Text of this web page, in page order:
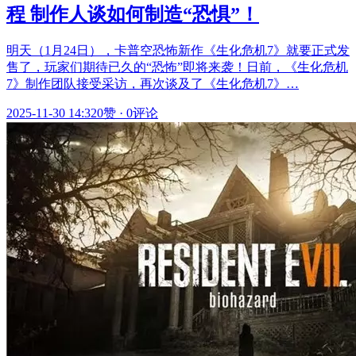
程 制作人谈如何制造“恐惧”！
明天（1月24日），卡普空恐怖新作《生化危机7》就要正式发
售了，玩家们期待已久的“恐怖”即将来袭！日前，《生化危机
7》制作团队接受采访，再次谈及了《生化危机7》…
2025-11-30 14:320赞 · 0评论